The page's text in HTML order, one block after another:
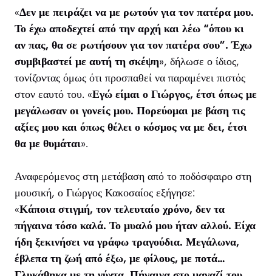
«Δεν με πειράζει να με ρωτούν για τον πατέρα μου.
Το έχω αποδεχτεί από την αρχή και λέω “όπου κι
αν πας, θα σε ρωτήσουν για τον πατέρα σου”. Έχω
συμβιβαστεί με αυτή τη σκέψη», δήλωσε ο ίδιος,
τονίζοντας όμως ότι προσπαθεί να παραμένει πιστός
στον εαυτό του. «Εγώ είμαι ο Γιώργος, έτσι όπως με
μεγάλωσαν οι γονείς μου. Πορεύομαι με βάση τις
αξίες μου και όπως θέλει ο κόσμος να με δει, έτσι
θα με θυμάται».
Αναφερόμενος στη μετάβαση από το ποδόσφαιρο στη
μουσική, ο Γιώργος Κακοσαίος εξήγησε:
«Κάποια στιγμή, τον τελευταίο χρόνο, δεν τα
πήγαινα τόσο καλά. Το μυαλό μου ήταν αλλού. Είχα
ήδη ξεκινήσει να γράφω τραγούδια. Μεγάλωνα,
έβλεπα τη ζωή από έξω, με φίλους, με ποτά…